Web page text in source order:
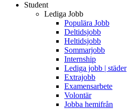
Student
Lediga Jobb
Populära Jobb
Deltidsjobb
Heltidsjobb
Sommarjobb
Internship
Lediga jobb | städer
Extrajobb
Examensarbete
Volontär
Jobba hemifrån